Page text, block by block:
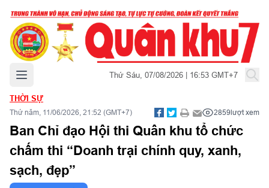
Mở menu chính Thứ Sáu, 07/08/2026 | 16:53 GMT+7
THỜI SỰ
Thứ năm, 11/06/2026, 21:52 (GMT+7) 2859lượt xem
Ban Chỉ đạo Hội thi Quân khu tổ chức
chấm thi “Doanh trại chính quy, xanh,
sạch, đẹp”